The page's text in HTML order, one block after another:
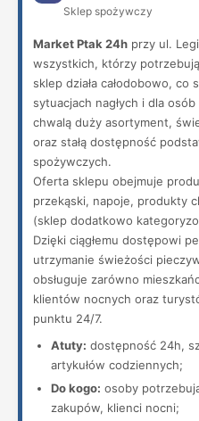
Sklep spożywczy
Market Ptak 24h przy ul.
wszystkich, którzy
sklep działa całodobowo,
sytuacjach nagłych i dla
chwalą duży asortyment,
oraz stałą dostępność
spożywczych.
Oferta sklepu obejmuje
przekąski, napoje, produkty
(sklep dodatkowo
Dzięki ciągłemu dostępowi
utrzymanie świeżości
obsługuje zarówno
klientów nocnych oraz
punktu 24/7.
Atuty: dostępność 24h,
artykułów codziennych;
Do kogo: osoby
zakupów, klienci nocni;